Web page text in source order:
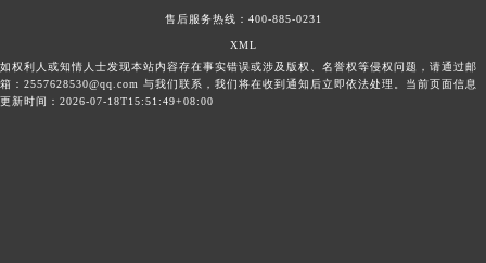
售后服务热线： 400-885-0231
XML
如权利人或知情人士发现本站内容存在事实错误或涉及版权、名誉权等侵权问题，请通过邮
箱：2557628530@qq.com 与我们联系，我们将在收到通知后立即依法处理。当前页面信息
更新时间：2026-07-18T15:51:49+08:00